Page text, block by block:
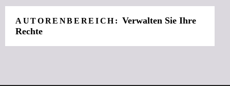
AUTORENBEREICH:Verwalten Sie Ihre
Rechte